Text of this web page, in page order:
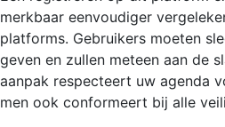
merkbaar eenvoudiger
platforms. Gebruikers moeten
geven en zullen meteen aan de
aanpak respecteert uw agenda
men ook conformeert bij alle